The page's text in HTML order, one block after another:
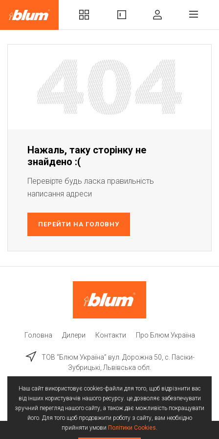
Нажаль, таку сторінку не
знайдено :(
Перевірте будь ласка правильність
написання адреси
ПЕРЕЙТИ НА ГОЛОВНУ
Головна Дилери Контакти Про Блюм Україна
ТОВ “Блюм Україна” вул. Дорожна 50, c. Пасіки-
Зубрицькі, Львівська обл.
Наш сайт використовує cookies-файли для того, щоб відрізнити вас
від інших користувачів нашого ресурсу. це дозволяє забезпечувати
зручний перегляд нашого сайту, а також дає можливість покращувати
його. Для того щоб продовжити роботу з сайту, вам необхідно
прийняти умови Політики Cookies.